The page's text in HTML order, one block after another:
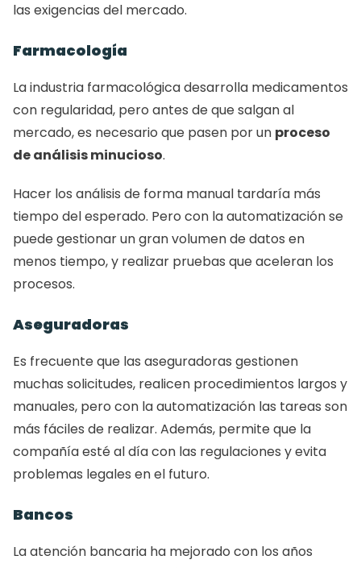
las exigencias del mercado.
Farmacología
La industria farmacológica desarrolla medicamentos
con regularidad, pero antes de que salgan al
mercado, es necesario que pasen por un proceso
de análisis minucioso.
Hacer los análisis de forma manual tardaría más
tiempo del esperado. Pero con la automatización se
puede gestionar un gran volumen de datos en
menos tiempo, y realizar pruebas que aceleran los
procesos.
Aseguradoras
Es frecuente que las aseguradoras gestionen
muchas solicitudes, realicen procedimientos largos y
manuales, pero con la automatización las tareas son
más fáciles de realizar. Además, permite que la
compañía esté al día con las regulaciones y evita
problemas legales en el futuro.
Bancos
La atención bancaria ha mejorado con los años